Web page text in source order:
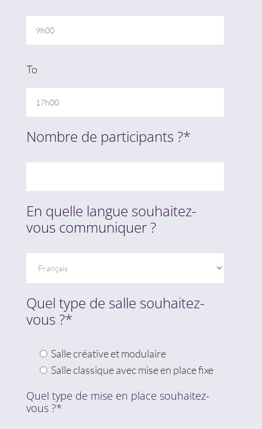
To
Nombre de participants ?*
En quelle langue souhaitez-
vous communiquer ?
Quel type de salle souhaitez-
vous ?*
Salle créative et modulaire
Salle classique avec mise en place fixe
Quel type de mise en place souhaitez-
vous ?*